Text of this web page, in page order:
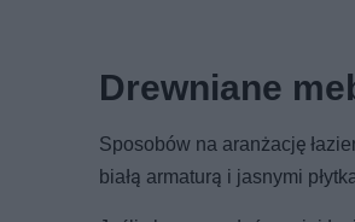
Drewniane
Sposobów na aranżację
białą armaturą i jasnymi